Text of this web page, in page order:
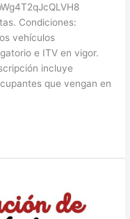
Condiciones:
vehículos
e ITV en vigor.
incluye
que vengan en